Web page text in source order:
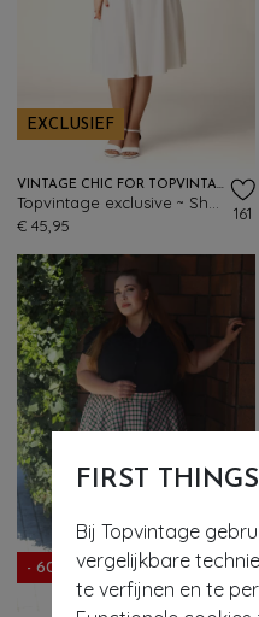
FIRST
Bij Topvintage
vergelijkbare
te verfijnen en te
EXCLUSIEF
VINTAGE CHIC FOR TOPVINTAGE
€ 45,95
161
- 60%